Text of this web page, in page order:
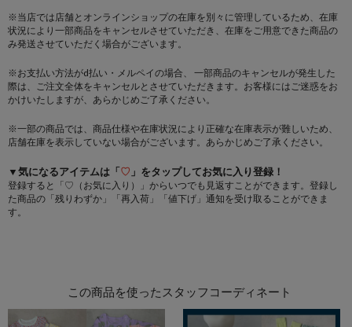
※当店では店舗とオンラインショップの在庫を別々に管理しているため、在庫
状況により一部商品をキャンセルさせていただき、在庫をご用意できた商品の
み発送させていただく場合がございます。
※お支払い方法がd払い・メルペイの場合、 一部商品のキャンセルが発生した
際は、ご注文全体をキャンセルとさせていただきます。お客様にはご迷惑をお
かけいたしますが、あらかじめご了承ください。
※一部の商品では、商品仕様や在庫状況により正確な在庫表示が難しいため、
店舗在庫を表示していない場合がございます。あらかじめご了承ください。
▼気になるアイテムは「♡ 」をタップしてお気に入り登録！
登録すると「♡（お気に入り）」からいつでも見返すことができます。登録し
た商品の「残りわずか」「再入荷」「値下げ」通知を受け取ることができま
す。
この商品を使ったスタッフコーディネート